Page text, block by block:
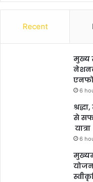
Recent
मुख्य
6
से
यात्रा
6